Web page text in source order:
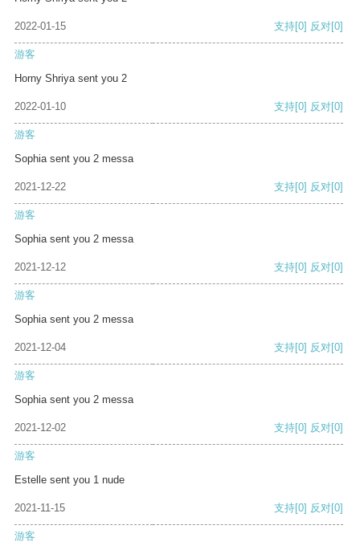
2022-01-15 支持[0] 反对[0]
游客
Horny Shriya sent you 2
2022-01-10 支持[0] 反对[0]
游客
Sophia sent you 2 messa
2021-12-22 支持[0] 反对[0]
游客
Sophia sent you 2 messa
2021-12-12 支持[0] 反对[0]
游客
Sophia sent you 2 messa
2021-12-04 支持[0] 反对[0]
游客
Sophia sent you 2 messa
2021-12-02 支持[0] 反对[0]
游客
Estelle sent you 1 nude
2021-11-15 支持[0] 反对[0]
游客